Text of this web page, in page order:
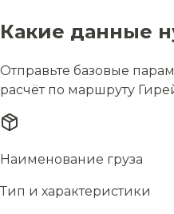
Какие данные
Отправьте базовые
расчёт по маршруту
Наименование груза
Тип и характеристики